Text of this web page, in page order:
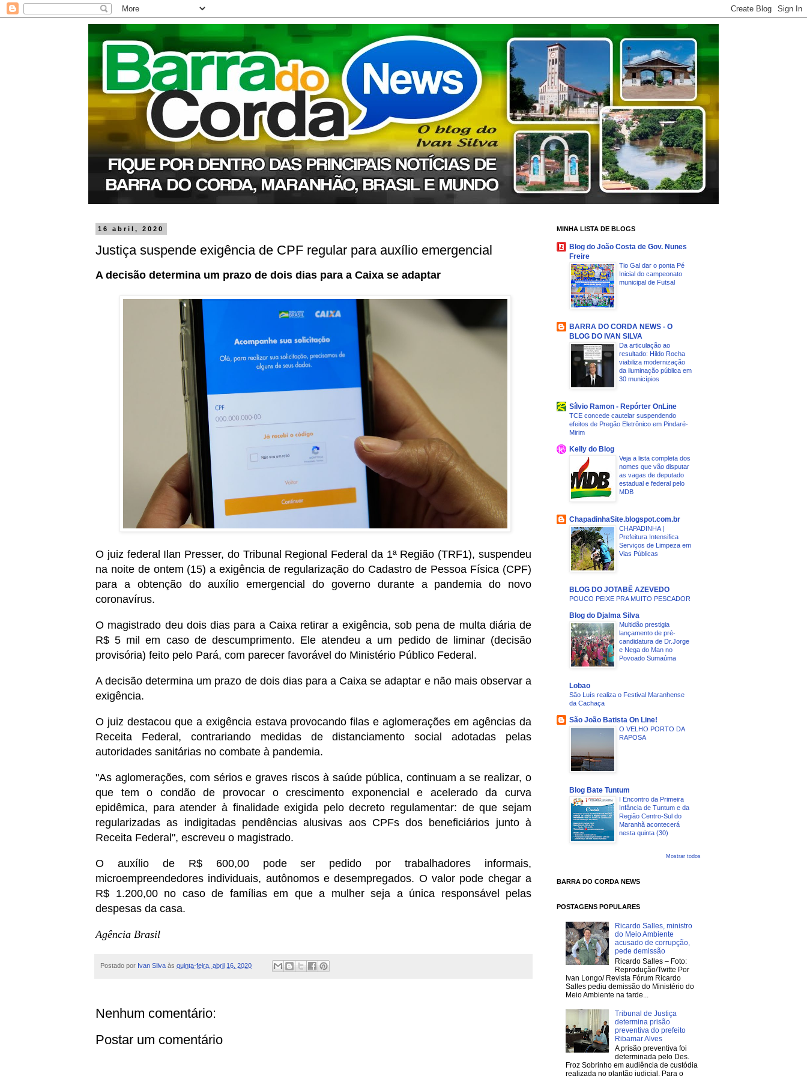
16 abril, 2020
Justiça suspende exigência de CPF regular para auxílio emergencial
A decisão determina um prazo de dois dias para a Caixa se adaptar
O juiz federal Ilan Presser, do Tribunal Regional Federal da 1ª Região (TRF1), suspendeu
na noite de ontem (15) a exigência de regularização do Cadastro de Pessoa Física (CPF)
para a obtenção do auxílio emergencial do governo durante a pandemia do novo
coronavírus.
O magistrado deu dois dias para a Caixa retirar a exigência, sob pena de multa diária de
R$ 5 mil em caso de descumprimento. Ele atendeu a um pedido de liminar (decisão
provisória) feito pelo Pará, com parecer favorável do Ministério Público Federal.
A decisão determina um prazo de dois dias para a Caixa se adaptar e não mais observar a
exigência.
O juiz destacou que a exigência estava provocando filas e aglomerações em agências da
Receita Federal, contrariando medidas de distanciamento social adotadas pelas
autoridades sanitárias no combate à pandemia.
"As aglomerações, com sérios e graves riscos à saúde pública, continuam a se realizar, o
que tem o condão de provocar o crescimento exponencial e acelerado da curva
epidêmica, para atender à finalidade exigida pelo decreto regulamentar: de que sejam
regularizadas as indigitadas pendências alusivas aos CPFs dos beneficiários junto à
Receita Federal", escreveu o magistrado.
O auxílio de R$ 600,00 pode ser pedido por trabalhadores informais,
microempreendedores individuais, autônomos e desempregados. O valor pode chegar a
R$ 1.200,00 no caso de famílias em que a mulher seja a única responsável pelas
despesas da casa.
Agência Brasil
Postado por Ivan Silva às quinta-feira, abril 16, 2020
Nenhum comentário:
Postar um comentário
MINHA LISTA DE BLOGS
Blog do João Costa de Gov. Nunes
Freire
Tio Gal dar o ponta Pé
Inicial do campeonato
municipal de Futsal
BARRA DO CORDA NEWS - O
BLOG DO IVAN SILVA
Da articulação ao
resultado: Hildo Rocha
viabiliza modernização
da iluminação pública em
30 municípios
Sílvio Ramon - Repórter OnLine
TCE concede cautelar suspendendo
efeitos de Pregão Eletrônico em Pindaré-
Mirim
Kelly do Blog
Veja a lista completa dos
nomes que vão disputar
as vagas de deputado
estadual e federal pelo
MDB
ChapadinhaSite.blogspot.com.br
CHAPADINHA |
Prefeitura Intensifica
Serviços de Limpeza em
Vias Públicas
BLOG DO JOTABÊ AZEVEDO
POUCO PEIXE PRA MUITO PESCADOR
Blog do Djalma Silva
Multidão prestigia
lançamento de pré-
candidatura de Dr.Jorge
e Nega do Man no
Povoado Sumaúma
Lobao
São Luís realiza o Festival Maranhense
da Cachaça
São João Batista On Line!
O VELHO PORTO DA
RAPOSA
Blog Bate Tuntum
I Encontro da Primeira
Infância de Tuntum e da
Região Centro-Sul do
Maranhã acontecerá
nesta quinta (30)
Mostrar todos
BARRA DO CORDA NEWS
POSTAGENS POPULARES
Ricardo Salles, ministro
do Meio Ambiente
acusado de corrupção,
pede demissão
Ricardo Salles – Foto:
Reprodução/Twitte Por
Ivan Longo/ Revista Fórum Ricardo
Salles pediu demissão do Ministério do
Meio Ambiente na tarde...
Tribunal de Justiça
determina prisão
preventiva do prefeito
Ribamar Alves
A prisão preventiva foi
determinada pelo Des.
Froz Sobrinho em audiência de custódia
realizada no plantão judicial. Para o